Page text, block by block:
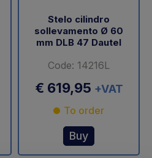
Stelo cilindro
sollevamento Ø 60
mm DLB 47 Dautel
Code: 14216L
€ 619,95 +VAT
To order
Buy